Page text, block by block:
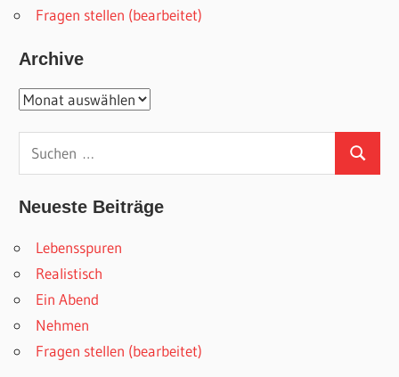
Fragen stellen (bearbeitet)
Archive
Archive
Suchen
nach:
Suchen
Neueste Beiträge
Lebensspuren
Realistisch
Ein Abend
Nehmen
Fragen stellen (bearbeitet)